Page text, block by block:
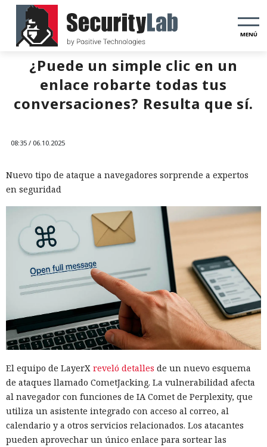
MENÚ
¿Puede un simple clic en un
enlace robarte todas tus
conversaciones? Resulta que sí.
08:35 / 06.10.2025
Nuevo tipo de ataque a navegadores sorprende a expertos
en seguridad
El equipo de LayerX reveló detalles de un nuevo esquema
de ataques llamado CometJacking. La vulnerabilidad afecta
al navegador con funciones de IA Comet de Perplexity, que
utiliza un asistente integrado con acceso al correo, al
calendario y a otros servicios relacionados. Los atacantes
pueden aprovechar un único enlace para sortear las